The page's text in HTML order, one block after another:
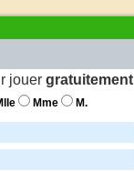
jouer gratuitement
Mme M.
10èmegrille
€
dans le désordre